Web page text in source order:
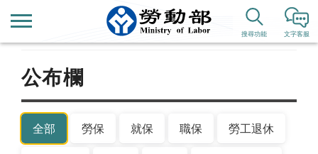
文字客服
搜尋功能
新聞公告
公布欄
全部 勞保 就保 職保 勞工退休